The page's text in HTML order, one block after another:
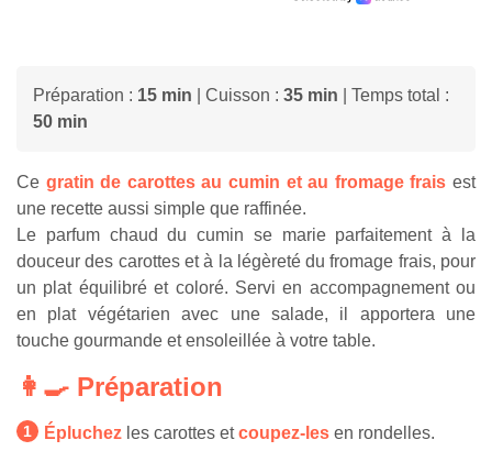
Préparation : 15 min | Cuisson : 35 min | Temps total :
50 min
Ce gratin de carottes au cumin et au fromage frais est
une recette aussi simple que raffinée.
Le parfum chaud du cumin se marie parfaitement à la
douceur des carottes et à la légèreté du fromage frais, pour
un plat équilibré et coloré. Servi en accompagnement ou
en plat végétarien avec une salade, il apportera une
touche gourmande et ensoleillée à votre table.
👩‍🍳 Préparation
Épluchez les carottes etcoupez-les en rondelles.